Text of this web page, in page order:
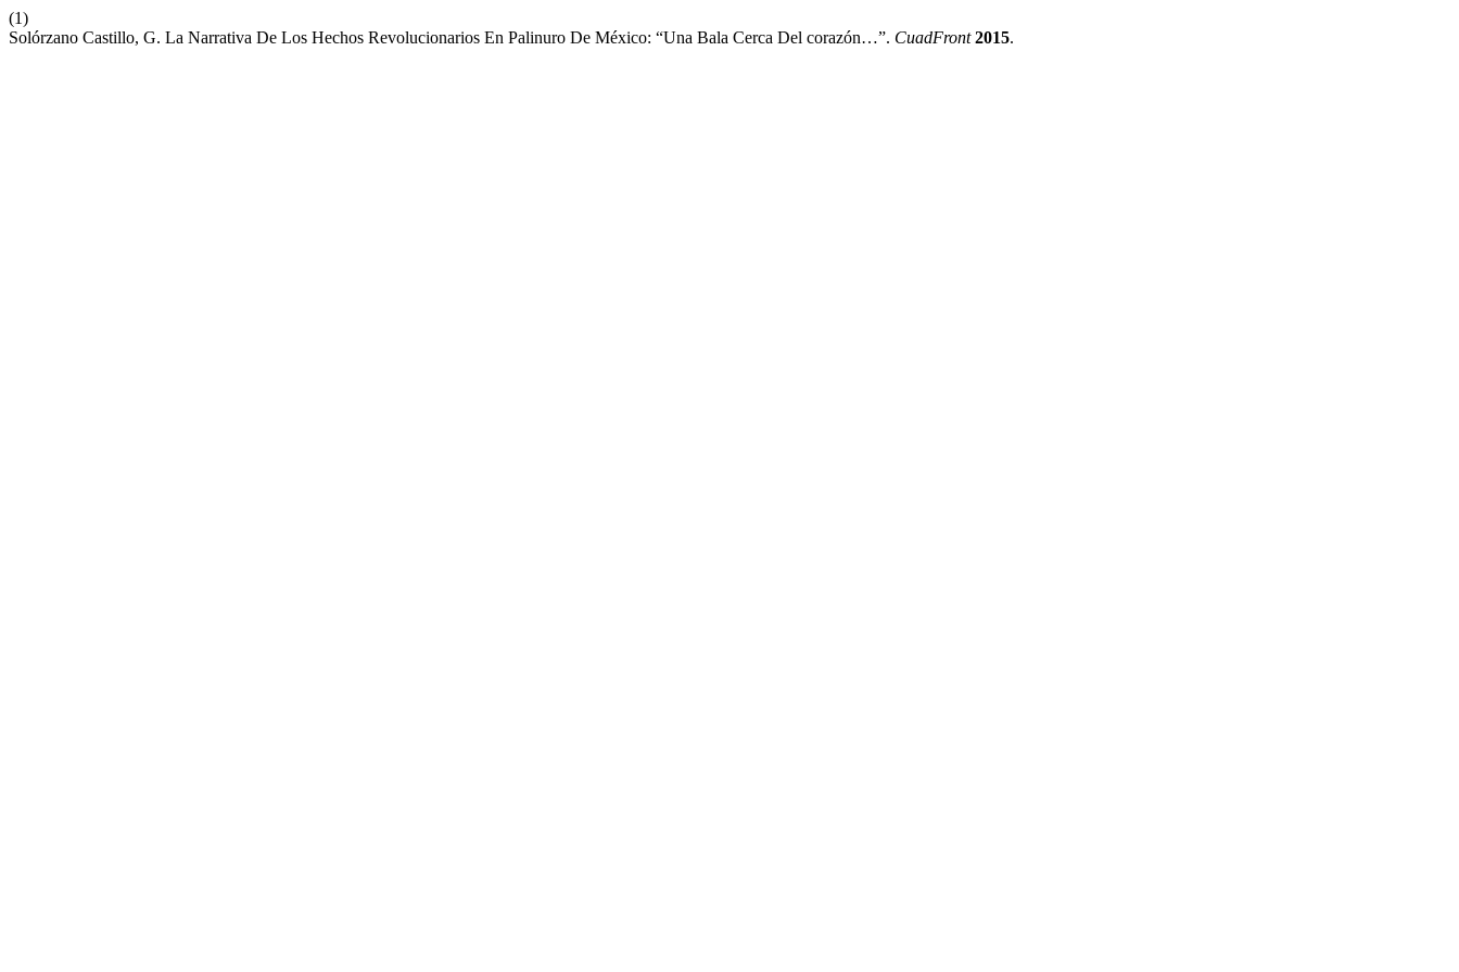
(1)
Solórzano Castillo, G. La Narrativa De Los Hechos Revolucionarios En Palinuro De México: “Una Bala Cerca Del corazón…”. CuadFront 2015.